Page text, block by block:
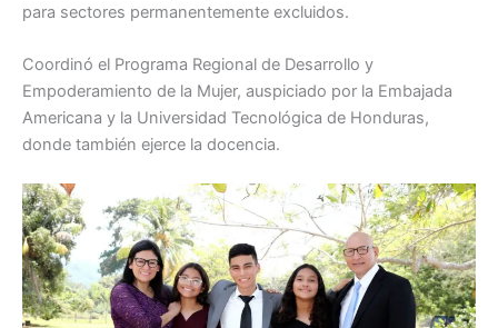
para sectores permanentemente excluidos.
Coordinó el Programa Regional de Desarrollo y
Empoderamiento de la Mujer, auspiciado por la Embajada
Americana y la Universidad Tecnológica de Honduras,
donde también ejerce la docencia.